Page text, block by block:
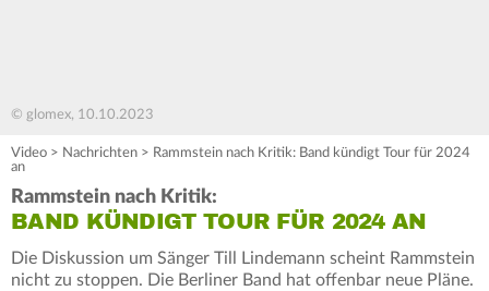
© glomex, 10.10.2023
Video > Nachrichten > Rammstein nach Kritik: Band kündigt Tour für 2024
an
Rammstein nach Kritik:
BAND KÜNDIGT TOUR FÜR 2024 AN
Die Diskussion um Sänger Till Lindemann scheint Rammstein
nicht zu stoppen. Die Berliner Band hat offenbar neue Pläne.